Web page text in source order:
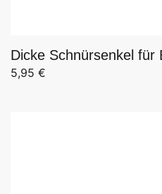
Dicke Schnürsenkel für
5,95 €